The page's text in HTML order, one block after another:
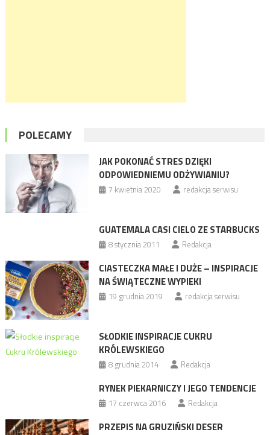
POLECAMY
JAK POKONAĆ STRES DZIĘKI
ODPOWIEDNIEMU ODŻYWIANIU?
7 kwietnia 2020 redakcja serwisu
GUATEMALA CASI CIELO ZE STARBUCKS
8 stycznia 2011 Redakcja
CIASTECZKA MAŁE I DUŻE – INSPIRACJE
NA ŚWIĄTECZNE WYPIEKI
19 grudnia 2019 redakcja serwisu
SŁODKIE INSPIRACJE CUKRU
KRÓLEWSKIEGO
8 grudnia 2014 Redakcja
RYNEK PIEKARNICZY I JEGO TENDENCJE
17 czerwca 2016 Redakcja
PRZEPIS NA GRUZIŃSKI DESER